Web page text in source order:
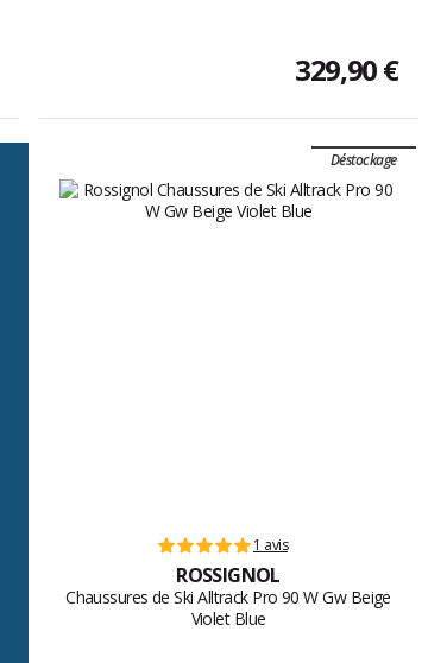
329,90 €
Déstockage
1 avis
ROSSIGNOL
Chaussures de Ski Alltrack Pro 90 W Gw Beige
Violet Blue